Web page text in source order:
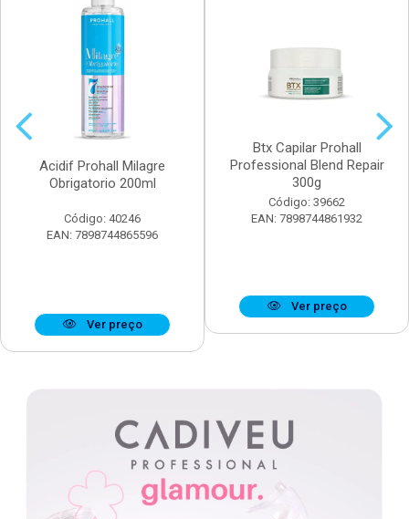
Acidif Prohall Milagre
Obrigatorio 200ml
Código: 40246
EAN: 7898744865596
Ver preço
Btx Capilar Prohall
Professional Blend Repair
300g
Código: 39662
EAN: 7898744861932
Ver preço